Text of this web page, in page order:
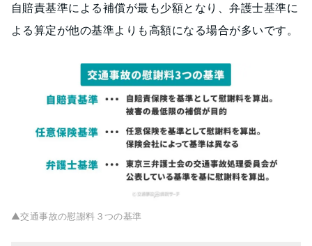
自賠責基準による補償が最も少額となり、弁護士基準に
よる算定が他の基準よりも高額になる場合が多いです。
▲交通事故の慰謝料３つの基準